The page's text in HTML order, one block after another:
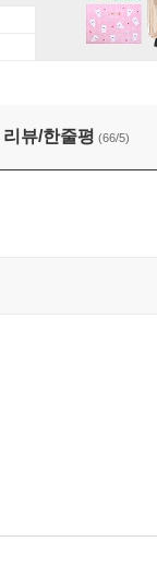
리뷰/한줄평 (66/5)